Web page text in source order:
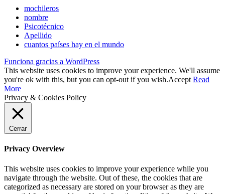
mochileros
nombre
Psicotécnico
Apellido
cuantos países hay en el mundo
Funciona gracias a WordPress
This website uses cookies to improve your experience. We'll assume
you're ok with this, but you can opt-out if you wish.Accept Read
More
Privacy & Cookies Policy
Cerrar
Privacy Overview
This website uses cookies to improve your experience while you
navigate through the website. Out of these, the cookies that are
categorized as necessary are stored on your browser as they are